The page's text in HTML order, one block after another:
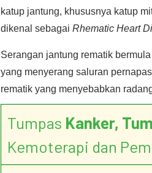
katup jantung, khususnya katup
dikenal sebagai Rhematic Heart
Serangan jantung rematik
yang menyerang saluran
rematik yang menyebabkan
Tumpas Kanker,
Kemoterapi dan